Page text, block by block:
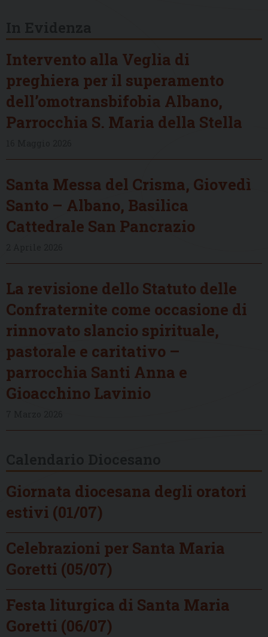
Intervento alla Veglia di
preghiera per il superamento
dell’omotransbifobia Albano,
Parrocchia S. Maria della Stella
Santa Messa del Crisma, Giovedì
Santo – Albano, Basilica
Cattedrale San Pancrazio
La revisione dello Statuto delle
Confraternite come occasione di
rinnovato slancio spirituale,
pastorale e caritativo –
parrocchia Santi Anna e
Gioacchino Lavinio
Giornata diocesana degli oratori
estivi (01/07)
Celebrazioni per Santa Maria
Goretti (05/07)
Festa liturgica di Santa Maria
Goretti (06/07)